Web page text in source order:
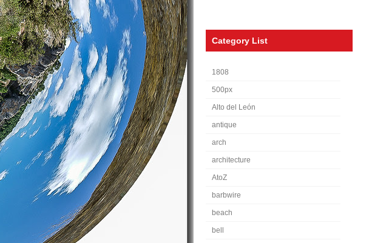
Category List
1808
500px
Alto del León
antique
arch
architecture
AtoZ
barbwire
beach
bell